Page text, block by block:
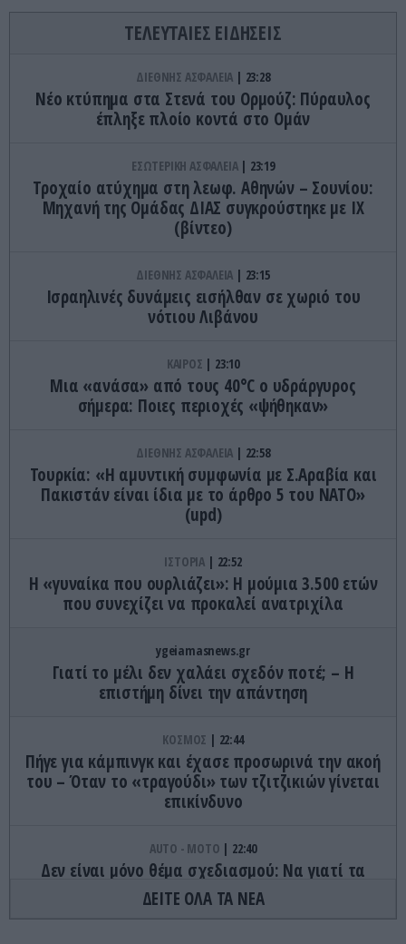
ΤΕΛΕΥΤΑΙΕΣ ΕΙΔΗΣΕΙΣ
ΔΙΕΘΝΗΣ ΑΣΦΑΛΕΙΑ 23:28
Νέο κτύπημα στα Στενά του Ορμούζ: Πύραυλος
έπληξε πλοίο κοντά στο Ομάν
ΕΣΩΤΕΡΙΚΗ ΑΣΦΑΛΕΙΑ 23:19
Τροχαίο ατύχημα στη λεωφ. Αθηνών – Σουνίου:
Μηχανή της Ομάδας ΔΙΑΣ συγκρούστηκε με ΙΧ
(βίντεο)
ΔΙΕΘΝΗΣ ΑΣΦΑΛΕΙΑ 23:15
Ισραηλινές δυνάμεις εισήλθαν σε χωριό του
νότιου Λιβάνου
ΚΑΙΡΟΣ 23:10
Μια «ανάσα» από τους 40°C ο υδράργυρος
σήμερα: Ποιες περιοχές «ψήθηκαν»
ΔΙΕΘΝΗΣ ΑΣΦΑΛΕΙΑ 22:58
Τουρκία: «Η αμυντική συμφωνία με Σ.Αραβία και
Πακιστάν είναι ίδια με το άρθρο 5 του ΝΑΤΟ»
(upd)
ΙΣΤΟΡΙΑ 22:52
Η «γυναίκα που ουρλιάζει»: Η μούμια 3.500 ετών
που συνεχίζει να προκαλεί ανατριχίλα
ygeiamasnews.gr
Γιατί το μέλι δεν χαλάει σχεδόν ποτέ; – Η
επιστήμη δίνει την απάντηση
ΚΟΣΜΟΣ 22:44
Πήγε για κάμπινγκ και έχασε προσωρινά την ακοή
του – Όταν το «τραγούδι» των τζιτζικιών γίνεται
επικίνδυνο
AUTO - MOTO 22:40
Δεν είναι μόνο θέμα σχεδιασμού: Να γιατί τα
πίσω φώτα των αυτοκινήτων έχουν κόκκινο
χρώμα
ΔΕΙΤΕ ΟΛΑ ΤΑ ΝΕΑ